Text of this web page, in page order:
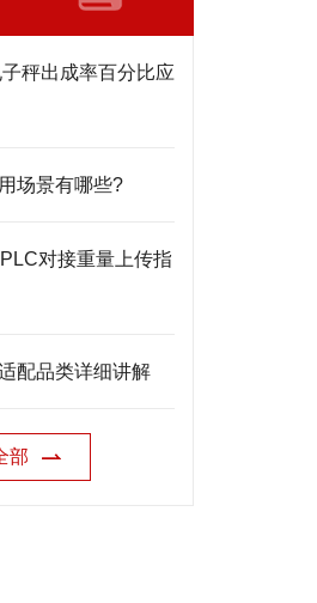
秤出成率百分比应
场景有哪些?
对接重量上传指
配品类详细讲解
部